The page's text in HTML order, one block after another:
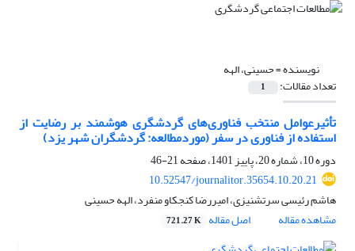
نویسنده =حسینی، الهه
تعداد مقالات: 1
تأثیرعوامل منتخب فناوری‌های گردشگری هوشمند بر رضایت از
استفاده از فناوری در سفر (موردمطالعه: گردشگران شهر یزد)
دوره 10، شماره 20، پاییز 1401، صفحه
21-46
10.52547/journalitor.35654.10.20.21
هاشم رئیسی سرتشنیزی، امیررضا کنجکاو منفرد، الهه حسینی
مشاهده مقاله
اصل مقاله 721.27 K